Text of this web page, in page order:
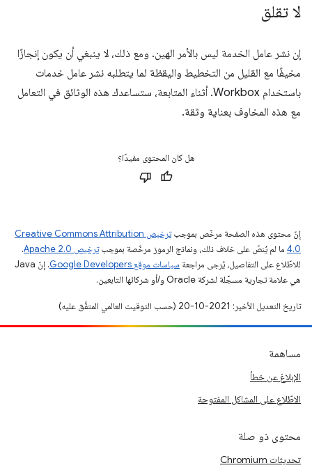
لا تقلق
إن نشر عامل الخدمة ليس بالأمر الهين. ومع ذلك، لا ينبغي أن يكون إنجازًا
مخيفًا مع القليل من التخطيط واليقظة لما يتطلبه نشر عامل خدمات
باستخدام Workbox. أثناء المتابعة، ستساعدك هذه الوثائق في التعامل
مع هذه المخاوف بعناية وثقة.
هل كان المحتوى مفيدًا؟
إنّ محتوى هذه الصفحة مرخّص بموجب
ترخيص Creative Commons Attribution
4.0‏ ما لم يُنصّ على خلاف ذلك، ونماذج الرموز مرخّصة بموجبترخيص Apache 2.0‏
.
للاطّلاع على التفاصيل، يُرجى مراجعة سياسات موقع Google Developers‏
. إنّ Java
هي علامة تجارية مسجَّلة لشركة Oracle و/أو شركائها التابعين.
تاريخ التعديل الأخير: 2021-10-20 (حسب التوقيت العالمي المتفَّق عليه)
مساهمة
الإبلاغ عن خطأ
الاطّلاع على المشاكل المفتوحة
محتوى ذو صلة
تحديثات Chromium